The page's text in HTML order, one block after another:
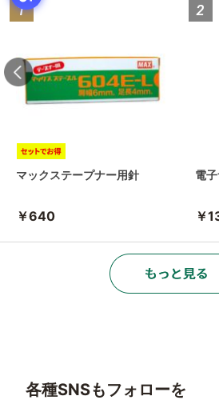
マックステープナー用針
￥640
電
￥
各種SNSもフォローを